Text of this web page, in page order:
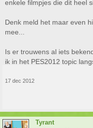
enkele filmpjes die dit heel
Denk meld het maar even
mee...
Is er trouwens al iets
ik in het PES2012 topic
17 dec 2012
Tyrant